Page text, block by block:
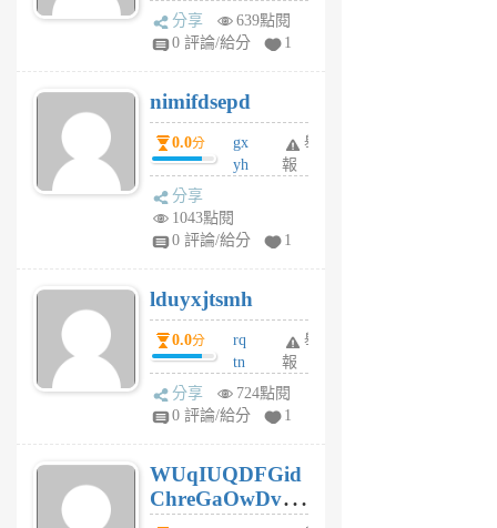
U
F
U
5
個
月
分享
639點閱
0 評論/給分
1
nimifdsepd
0.0分
gx
yh
jl
月
前
舉
報
分享
1043點閱
0 評論/給分
1
lduyxjtsmh
0.0分
rq
tn
jt
gl
個
月
前
舉
報
分享
724點閱
0 評論/給分
1
WUqIUQDFGid
ChreGaOwDv